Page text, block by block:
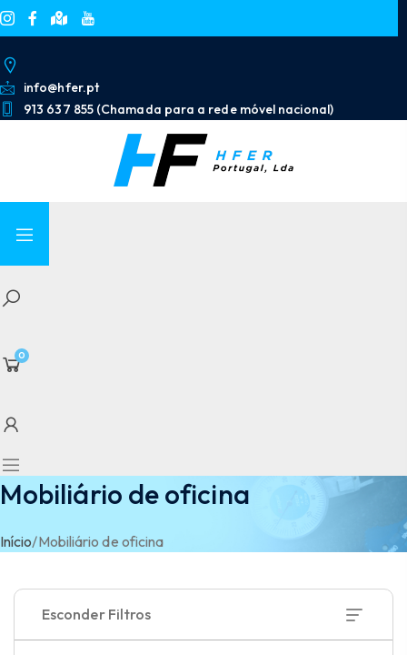
info@hfer.pt
913 637 855 (Chamada para a rede móvel nacional)
0
Mobiliário de oficina
Início/Mobiliário de oficina
Esconder Filtros